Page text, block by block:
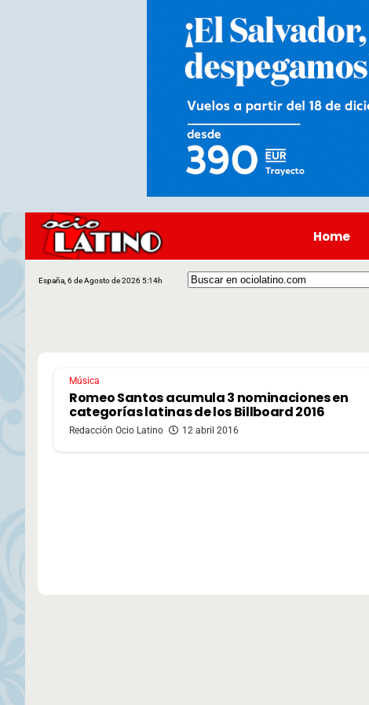
Home
España, 6 de Agosto de 2026 5:14h
Música
Romeo Santos acumula 3 nominaciones en
categorías latinas de los Billboard 2016
Redacción Ocio Latino 12 abril 2016